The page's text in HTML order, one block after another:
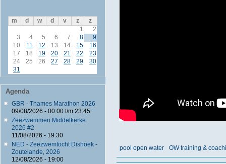
m d w d v z
z
1
2
3
4 5 6 7 8
9
10
11 12 13 14 15
16
17
18 19 20 21 22
23
24
25 26 27 28 29
30
31
Agenda
GBR - Thames Marathon 2026
09/08/2026 - 00:00t/m 23:45
Zeezwemmen Middelkerke
2026 #2
11/08/2026 - 19:30
NED - Zeezwemtocht Dishoek -
Zoutelande, 2026
12/08/2026 - 19:00
pool open water OW training &